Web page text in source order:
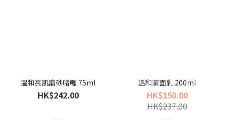
溫和亮肌磨砂啫喱 75ml
HK$242.00
溫和潔面乳 200ml
HK$150.00
HK$237.00